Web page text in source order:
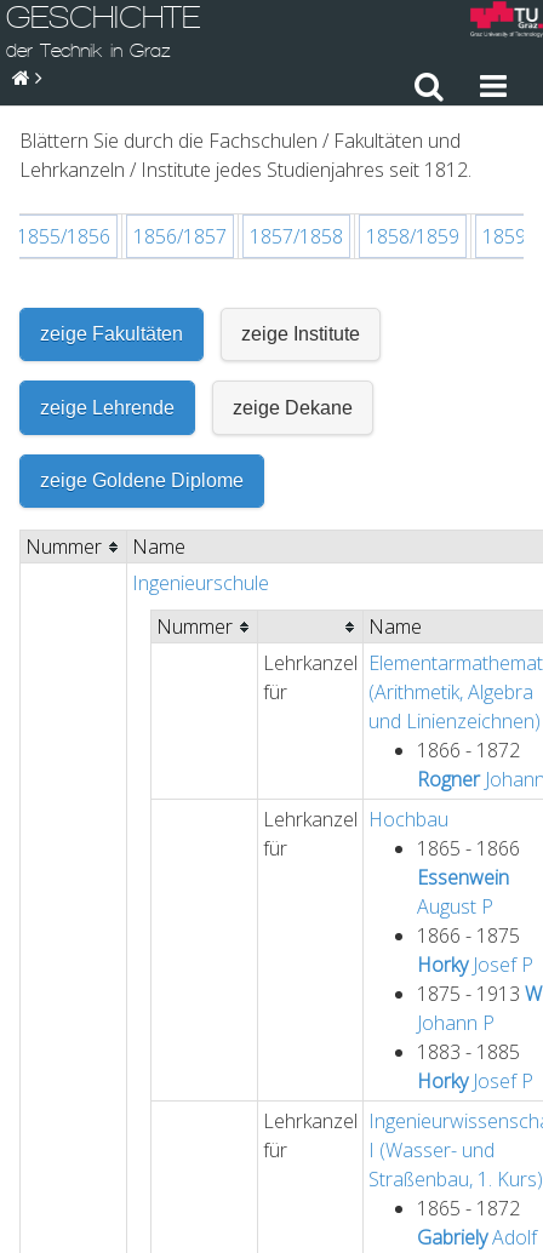
GESCHICHTE
der Technik in Graz
Blättern Sie durch die Fachschulen / Fakultäten und
Lehrkanzeln / Institute jedes Studienjahres seit 1812.
1855/1856 1856/1857 1857/1858 1858/1859 1859/
zeige Fakultäten zeige Institute
zeige Lehrende zeige Dekane
zeige Goldene Diplome
Nummer
Name
Ingenieurschule
Nummer
Name
Lehrkanzel
für
(Arithmetik, Algebra
und Linienzeichnen)
1866 - 1872
Rogner
Lehrkanzel
für
Hochbau
1865 - 1866
Essenwein
August P
1866 - 1875
HorkyJosef P
1875 - 1913
Johann P
1883 - 1885
HorkyJosef P
Lehrkanzel
für
I (Wasser- und
Straßenbau, 1. Kurs)
1865 - 1872
GabrielyAdolf